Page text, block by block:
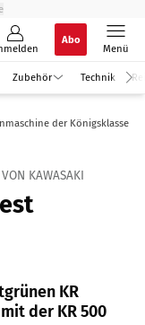
Abo
Menü
Zubehör Technik
der Königsklasse
KAWASAKI
KR
der KR 500